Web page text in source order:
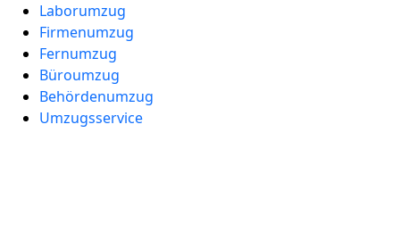
Laborumzug
Firmenumzug
Fernumzug
Büroumzug
Behördenumzug
Umzugsservice